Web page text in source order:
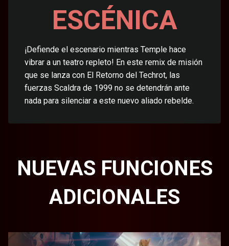
ESCÉNICA
¡Defiende el escenario mientras Temple hace
vibrar a un teatro repleto! En este remix de misión
que se lanza con El Retorno del Techrot, las
fuerzas Scaldra de 1999 no se detendrán ante
nada para silenciar a este nuevo aliado rebelde.
NUEVAS FUNCIONES
ADICIONALES